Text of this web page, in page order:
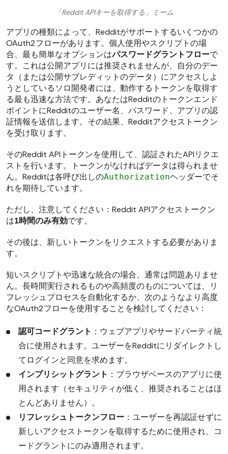
「Reddit APIキーを取得する」ミーム
アプリの種類によって、Redditがサポートするいくつかの
OAuth2フローがあります。個人使用やスクリプトの場
合、最も簡単なオプションはパスワードグラントフローで
す。これは公開アプリには推奨されませんが、自分のデー
タ（または公開サブレディットのデータ）にアクセスしよ
うとしているソロ開発者には、動作するトークンを取得す
る最も迅速な方法です。あなたはRedditのトークンエンド
ポイントにRedditのユーザー名、パスワード、アプリの認
証情報を送信します。その結果、Redditアクセストークン
を受け取ります。
そのReddit APIトークンを使用して、認証されたAPIリクエ
ストを行います。トークンがなければデータは得られませ
ん。Redditは各呼び出しのAuthorizationヘッダーでそ
れを期待しています。
ただし、注意してください：Reddit APIアクセストークン
は1時間のみ有効です。
その後は、新しいトークンをリクエストする必要がありま
す。
短いスクリプトや迅速な統合の場合、通常は問題ありませ
ん。長時間実行されるものや高頻度のものについては、リ
フレッシュプロセスを自動化するか、次のようなより高度
なOAuth2フローを使用することを検討してください：
認可コードグラント ：ウェブアプリやサードパーティ統
合に使用されます。ユーザーをRedditにリダイレクトし
てログインと同意を求めます。
インプリシットグラント ：ブラウザベースのアプリに使
用されます（セキュリティが低く、推奨されることはほ
とんどありません）。
リフレッシュトークンフロー ：ユーザーを再認証せずに
新しいアクセストークンを取得するために使用され、コ
ードグラントにのみ適用されます。